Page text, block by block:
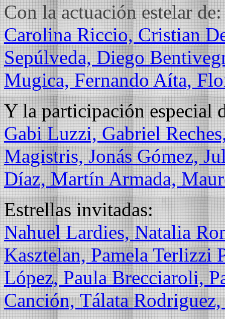
Con la actuación estelar de:
Carolina Riccio,Cristian
Sepúlveda,Diego
Mugica,Fernando Aíta,
Y la participación especial
Gabi Luzzi,Gabriel
Magistris,Jonás Gómez,
Díaz,Martín Armada,
Estrellas invitadas:
Nahuel Lardies,Natalia
Kasztelan,Pamela Terlizzi
López,Paula Brecciaroli,
Canción,Tálata